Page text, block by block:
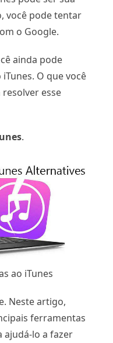
você pode tentar
o Google.
ainda pode
O que você
esse
.
ao iTunes
Neste artigo,
ferramentas
ajudá-lo a fazer